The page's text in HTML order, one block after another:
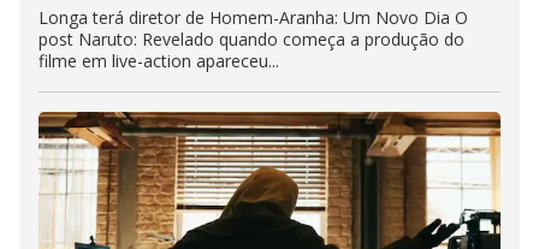
Longa terá diretor de Homem-Aranha: Um Novo Dia O
post Naruto: Revelado quando começa a produção do
filme em live-action apareceu...